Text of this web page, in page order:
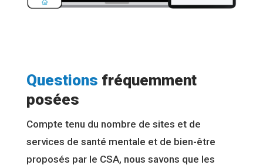
Questions fréquemment
posées
Compte tenu du nombre de sites et de
services de santé mentale et de bien-être
proposés par le CSA, nous savons que les